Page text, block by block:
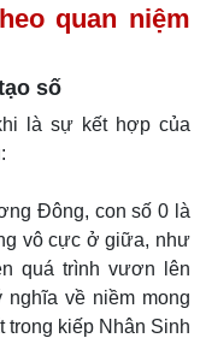
quan niệm
số
là sự kết hợp của
Đông, con số 0 là
vô cực ở giữa, như
quá trình vươn lên
nghĩa về niềm mong
kiếp Nhân Sinh